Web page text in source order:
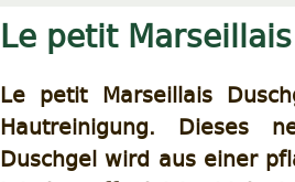
Le petit Marseillais
Le petit Marseillais
Hautreinigung. Dieses
Duschgel wird aus einer